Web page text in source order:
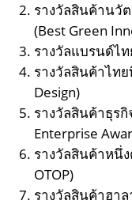
รางวัลสินค้านวั
(Best Green
รางวัลแบรนด์ไท
รางวัลสินค้าไท
Design)
รางวัลสินค้าธุรกิ
Enterprise
รางวัลสินค้าหนึ่
OTOP)
รางวัลสินค้าฮาล